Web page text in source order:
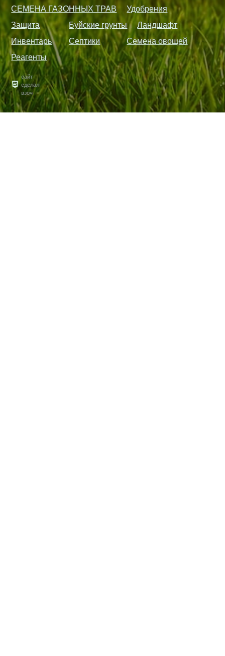
СЕМЕНА ГАЗОННЫХ ТРАВ
Удобрения
Защита
Буйские грунты
Ландшафт
Инвентарь
Септики
Семена овощей
Реагенты
сайт
сделал
взоч